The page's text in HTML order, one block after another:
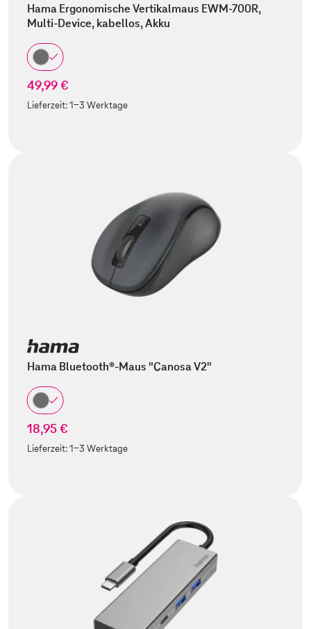
Hama Ergonomische Vertikalmaus EWM-700R,
Multi-Device, kabellos, Akku
49,99 €
Lieferzeit:1-3 Werktage
Hama Bluetooth®-Maus "Canosa V2"
18,95 €
Lieferzeit:1-3 Werktage